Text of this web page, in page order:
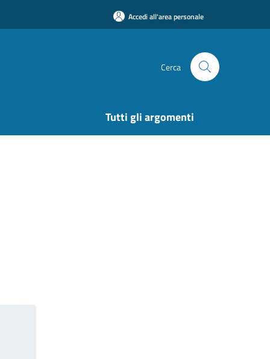
Accedi all'area personale
Cerca
Tutti gli argomenti